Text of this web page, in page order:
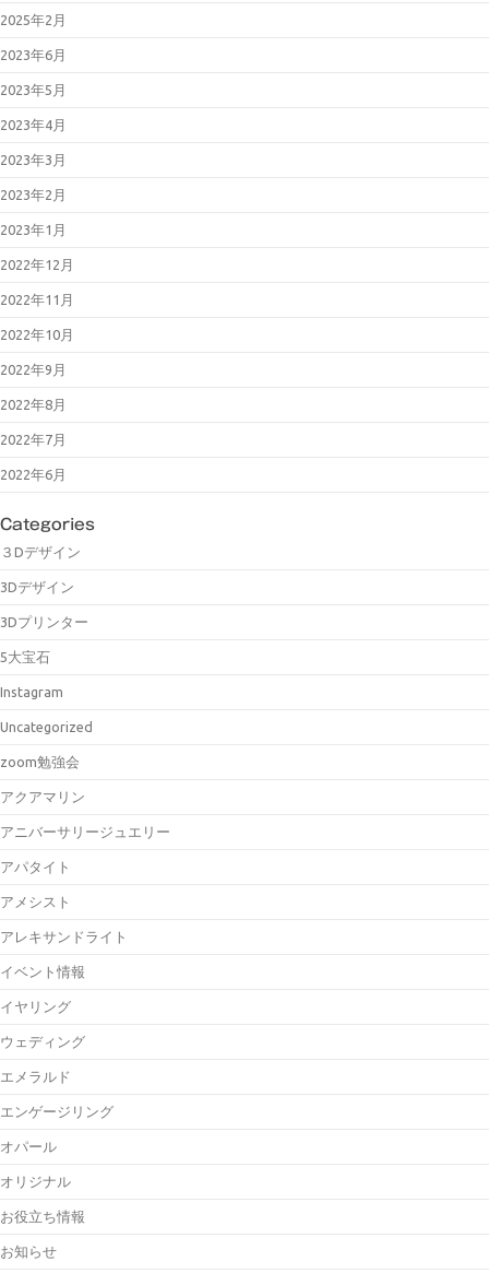
2025年2月
2023年6月
2023年5月
2023年4月
2023年3月
2023年2月
2023年1月
2022年12月
2022年11月
2022年10月
2022年9月
2022年8月
2022年7月
2022年6月
Categories
３Dデザイン
3Dデザイン
3Dプリンター
5大宝石
Instagram
Uncategorized
zoom勉強会
アクアマリン
アニバーサリージュエリー
アパタイト
アメシスト
アレキサンドライト
イベント情報
イヤリング
ウェディング
エメラルド
エンゲージリング
オパール
オリジナル
お役立ち情報
お知らせ